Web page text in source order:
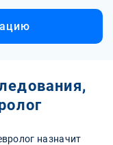
назначит